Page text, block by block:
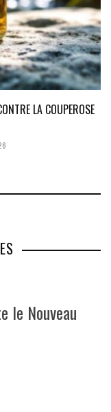
LA COUPEROSE
le Nouveau